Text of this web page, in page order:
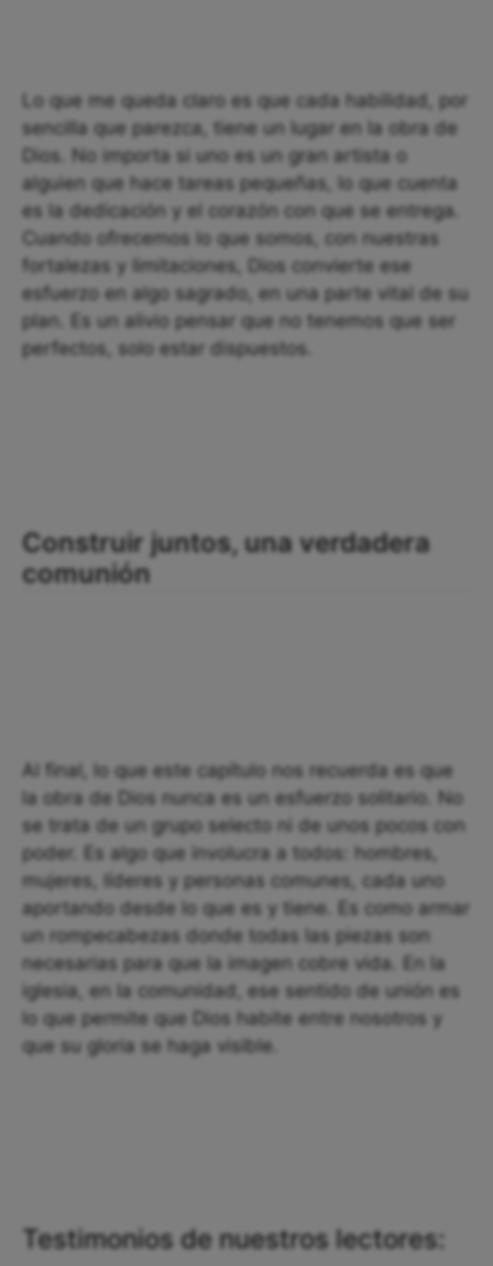
Lo que me queda claro es que cada habilidad, por
sencilla que parezca, tiene un lugar en la obra de
Dios. No importa si uno es un gran artista o
alguien que hace tareas pequeñas, lo que cuenta
es la dedicación y el corazón con que se entrega.
Cuando ofrecemos lo que somos, con nuestras
fortalezas y limitaciones, Dios convierte ese
esfuerzo en algo sagrado, en una parte vital de su
plan. Es un alivio pensar que no tenemos que ser
perfectos, solo estar dispuestos.
Construir juntos, una verdadera
comunión
Al final, lo que este capítulo nos recuerda es que
la obra de Dios nunca es un esfuerzo solitario. No
se trata de un grupo selecto ni de unos pocos con
poder. Es algo que involucra a todos: hombres,
mujeres, líderes y personas comunes, cada uno
aportando desde lo que es y tiene. Es como armar
un rompecabezas donde todas las piezas son
necesarias para que la imagen cobre vida. En la
iglesia, en la comunidad, ese sentido de unión es
lo que permite que Dios habite entre nosotros y
que su gloria se haga visible.
Testimonios de nuestros lectores: